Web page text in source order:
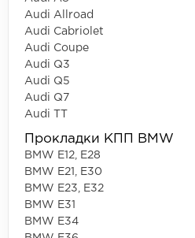
Audi Allroad
Audi Cabriolet
Audi Coupe
Audi Q3
Audi Q5
Audi Q7
Audi TT
Прокладки КПП BMW
BMW E12, E28
BMW E21, E30
BMW E23, E32
BMW E31
BMW E34